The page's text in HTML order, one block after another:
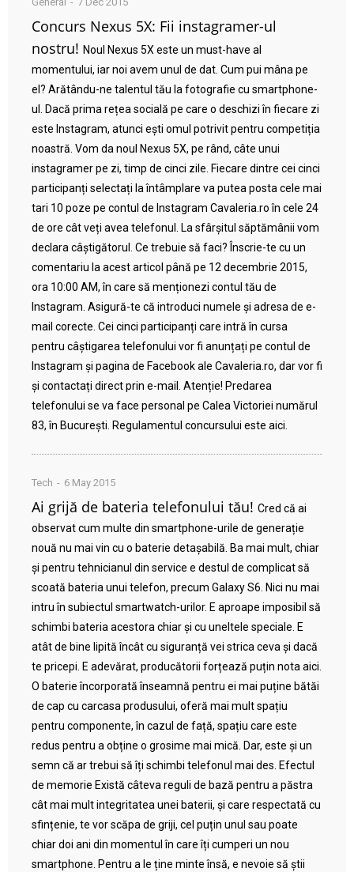
Concurs Nexus 5X: Fii instagramer-ul
nostru! Noul Nexus 5X este un must-have al
momentului, iar noi avem unul de dat. Cum pui mâna pe
el? Arătându-ne talentul tău la fotografie cu smartphone-
ul. Dacă prima rețea socială pe care o deschizi în fiecare zi
este Instagram, atunci ești omul potrivit pentru competiția
noastră. Vom da noul Nexus 5X, pe rând, câte unui
instagramer pe zi, timp de cinci zile. Fiecare dintre cei cinci
participanți selectați la întâmplare va putea posta cele mai
tari 10 poze pe contul de Instagram Cavaleria.ro în cele 24
de ore cât veți avea telefonul. La sfârșitul săptămânii vom
declara câștigătorul. Ce trebuie să faci? Înscrie-te cu un
comentariu la acest articol până pe 12 decembrie 2015,
ora 10:00 AM, în care să menționezi contul tău de
Instagram. Asigură-te că introduci numele și adresa de e-
mail corecte. Cei cinci participanți care intră în cursa
pentru câștigarea telefonului vor fi anunțați pe contul de
Instagram și pagina de Facebook ale Cavaleria.ro, dar vor fi
și contactați direct prin e-mail. Atenție! Predarea
telefonului se va face personal pe Calea Victoriei numărul
83, în București. Regulamentul concursului este aici.
Tech 6 May 2015
Ai grijă de bateria telefonului tău! Cred că ai
observat cum multe din smartphone-urile de generație
nouă nu mai vin cu o baterie detașabilă. Ba mai mult, chiar
și pentru tehnicianul din service e destul de complicat să
scoată bateria unui telefon, precum Galaxy S6. Nici nu mai
intru în subiectul smartwatch-urilor. E aproape imposibil să
schimbi bateria acestora chiar și cu uneltele speciale. E
atât de bine lipită încât cu siguranță vei strica ceva și dacă
te pricepi. E adevărat, producătorii forțează puțin nota aici.
O baterie încorporată înseamnă pentru ei mai puține bătăi
de cap cu carcasa produsului, oferă mai mult spațiu
pentru componente, în cazul de față, spațiu care este
redus pentru a obține o grosime mai mică. Dar, este și un
semn că ar trebui să îți schimbi telefonul mai des. Efectul
de memorie Există câteva reguli de bază pentru a păstra
cât mai mult integritatea unei baterii, și care respectată cu
sfințenie, te vor scăpa de griji, cel puțin unul sau poate
chiar doi ani din momentul în care îți cumperi un nou
smartphone. Pentru a le ține minte însă, e nevoie să știi